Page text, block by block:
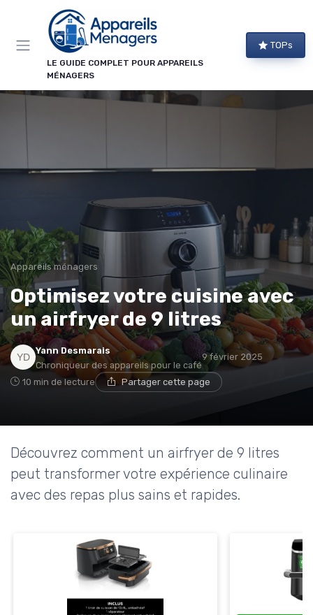
LE GUIDE COMPLET POUR APPAREILS
MÉNAGERS
TOPs
Appareils ménagers
Optimisez votre cuisine avec
un airfryer de 9 litres
Yann Desmarais
Chroniqueur des appareils pour le café
9 février 2025
10 min de lecture Partager cette page
Découvrez comment un airfryer de 9 litres
peut transformer votre expérience culinaire
avec des repas plus sains et rapides.
Panneau de gestion des cookies